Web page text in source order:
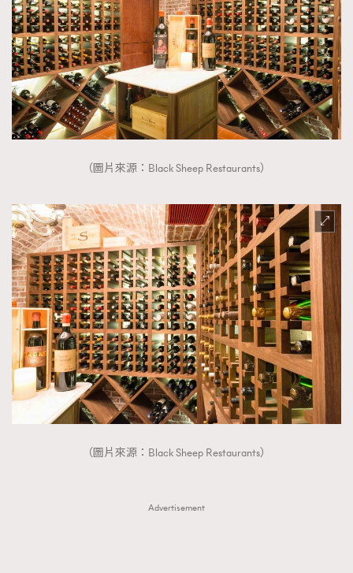
（圖片來源：Black Sheep Restaurants）
（圖片來源：Black Sheep Restaurants）
Advertisement